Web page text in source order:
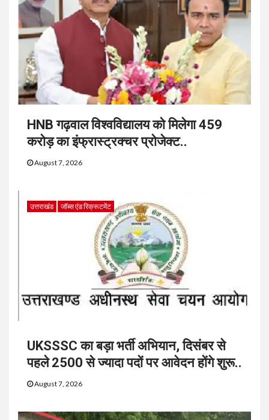
HNB गढ़वाल विश्वविद्यालय को मिलेगा 459
करोड़ का इंफ्रास्ट्रक्चर प्रोजेक्ट..
August 7, 2026
उत्तराखंड जॉब्स एंड रिक्रूटमेंट
UKSSSC का बड़ा भर्ती अभियान, दिसंबर से
पहले 2500 से ज्यादा पदों पर आवेदन होंगे शुरू..
August 7, 2026